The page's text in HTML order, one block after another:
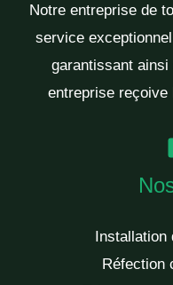
Notre entreprise de
service
garantissant
entreprise reçoive
Installation
Réfection